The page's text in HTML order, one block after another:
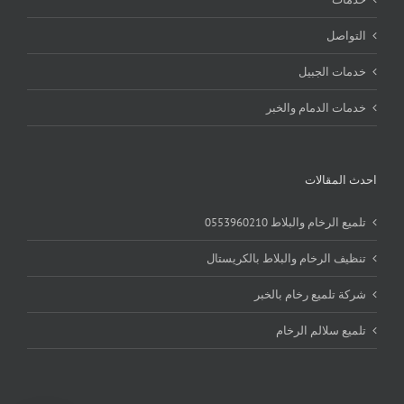
التواصل
خدمات الجبيل
خدمات الدمام والخبر
احدث المقالات
تلميع الرخام والبلاط 0553960210
تنظيف الرخام والبلاط بالكريستال
شركة تلميع رخام بالخبر
تلميع سلالم الرخام